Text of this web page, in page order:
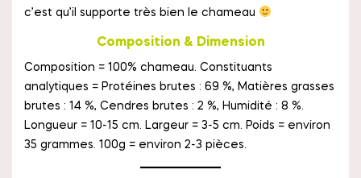
c’est qu’il supporte très bien le chameau
Composition & Dimension
Composition = 100% chameau. Constituants
analytiques = Protéines brutes : 69 %, Matières grasses
brutes : 14 %, Cendres brutes : 2 %, Humidité : 8 %.
Longueur = 10-15 cm. Largeur = 3-5 cm. Poids = environ
35 grammes. 100g = environ 2-3 pièces.